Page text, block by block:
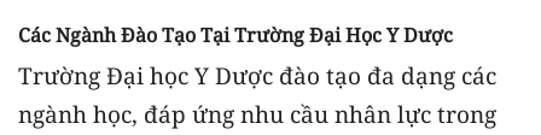
Các Ngành Đào Tạo Tại Trường Đại Học Y Dược
Trường Đại học Y Dược đào tạo đa dạng các
ngành học, đáp ứng nhu cầu nhân lực trong